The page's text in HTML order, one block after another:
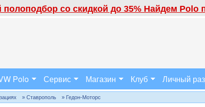
со скидкой до 35% Найдем Polo
Polo Сервис Магазин Клуб Личный
» Ставрополь » Гедон-Моторс